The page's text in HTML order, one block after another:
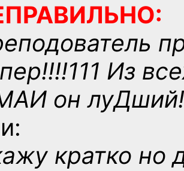
Из
он
кратко но